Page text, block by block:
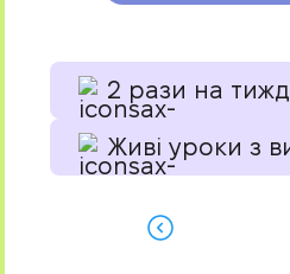
2 рази на
Живі уроки з